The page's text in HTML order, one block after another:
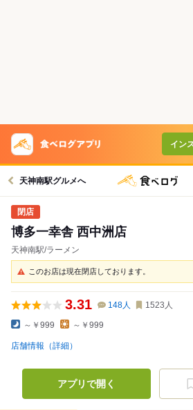
イン
天神南駅グルメへ
博多一幸舎 西中洲店
天神南駅/ラーメン
このお店は現在閉店しております。
3.31 148人 1523 人
～￥999 ～￥999
店舗情報（詳細）
アプリで開く